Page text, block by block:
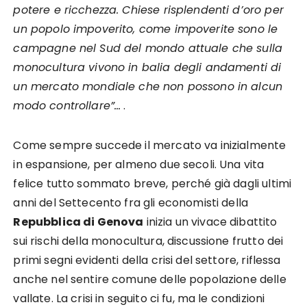
potere e ricchezza. Chiese risplendenti d’oro per
un popolo impoverito, come impoverite sono le
campagne nel Sud del mondo attuale che sulla
monocultura vivono in balia degli andamenti di
un mercato mondiale che non possono in alcun
modo controllare”… .
Come sempre succede il mercato va inizialmente
in espansione, per almeno due secoli. Una vita
felice tutto sommato breve, perché già dagli ultimi
anni del Settecento fra gli economisti della
Repubblica di Genova inizia un vivace dibattito
sui rischi della monocultura, discussione frutto dei
primi segni evidenti della crisi del settore, riflessa
anche nel sentire comune delle popolazione delle
vallate. La crisi in seguito ci fu, ma le condizioni